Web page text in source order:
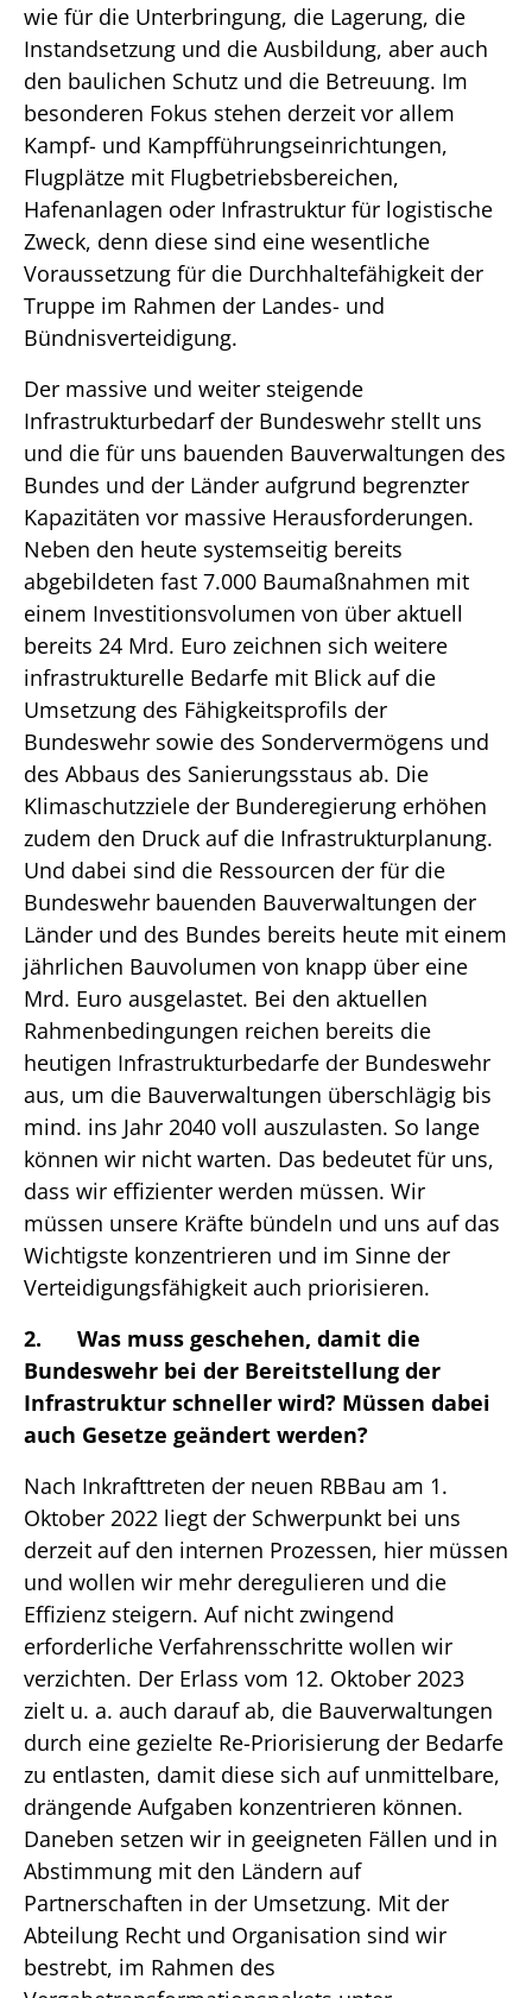
wie für die Unterbringung, die Lagerung, die
Instandsetzung und die Ausbildung, aber auch
den baulichen Schutz und die Betreuung. Im
besonderen Fokus stehen derzeit vor allem
Kampf- und Kampfführungseinrichtungen,
Flugplätze mit Flugbetriebsbereichen,
Hafenanlagen oder Infrastruktur für logistische
Zweck, denn diese sind eine wesentliche
Voraussetzung für die Durchhaltefähigkeit der
Truppe im Rahmen der Landes- und
Bündnisverteidigung.
Der massive und weiter steigende
Infrastrukturbedarf der Bundeswehr stellt uns
und die für uns bauenden Bauverwaltungen des
Bundes und der Länder aufgrund begrenzter
Kapazitäten vor massive Herausforderungen.
Neben den heute systemseitig bereits
abgebildeten fast 7.000 Baumaßnahmen mit
einem Investitionsvolumen von über aktuell
bereits 24 Mrd. Euro zeichnen sich weitere
infrastrukturelle Bedarfe mit Blick auf die
Umsetzung des Fähigkeitsprofils der
Bundeswehr sowie des Sondervermögens und
des Abbaus des Sanierungsstaus ab. Die
Klimaschutzziele der Bunderegierung erhöhen
zudem den Druck auf die Infrastrukturplanung.
Und dabei sind die Ressourcen der für die
Bundeswehr bauenden Bauverwaltungen der
Länder und des Bundes bereits heute mit einem
jährlichen Bauvolumen von knapp über eine
Mrd. Euro ausgelastet. Bei den aktuellen
Rahmenbedingungen reichen bereits die
heutigen Infrastrukturbedarfe der Bundeswehr
aus, um die Bauverwaltungen überschlägig bis
mind. ins Jahr 2040 voll auszulasten. So lange
können wir nicht warten. Das bedeutet für uns,
dass wir effizienter werden müssen. Wir
müssen unsere Kräfte bündeln und uns auf das
Wichtigste konzentrieren und im Sinne der
Verteidigungsfähigkeit auch priorisieren.
2. Was muss geschehen, damit die
Bundeswehr bei der Bereitstellung der
Infrastruktur schneller wird? Müssen dabei
auch Gesetze geändert werden?
Nach Inkrafttreten der neuen RBBau am 1.
Oktober 2022 liegt der Schwerpunkt bei uns
derzeit auf den internen Prozessen, hier müssen
und wollen wir mehr deregulieren und die
Effizienz steigern. Auf nicht zwingend
erforderliche Verfahrensschritte wollen wir
verzichten. Der Erlass vom 12. Oktober 2023
zielt u. a. auch darauf ab, die Bauverwaltungen
durch eine gezielte Re-Priorisierung der Bedarfe
zu entlasten, damit diese sich auf unmittelbare,
drängende Aufgaben konzentrieren können.
Daneben setzen wir in geeigneten Fällen und in
Abstimmung mit den Ländern auf
Partnerschaften in der Umsetzung. Mit der
Abteilung Recht und Organisation sind wir
bestrebt, im Rahmen des